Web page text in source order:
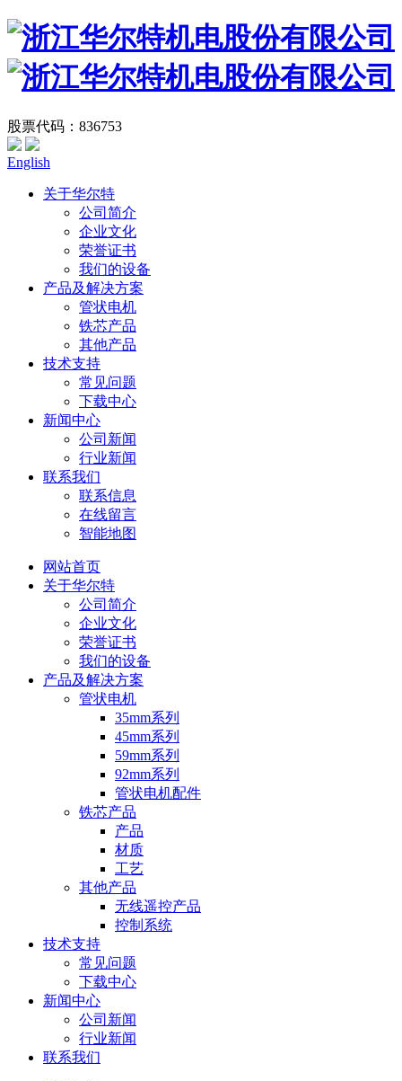
股票代码：836753
English
关于华尔特
公司简介
企业文化
荣誉证书
我们的设备
产品及解决方案
管状电机
铁芯产品
其他产品
技术支持
常见问题
下载中心
新闻中心
公司新闻
行业新闻
联系我们
联系信息
在线留言
智能地图
网站首页
关于华尔特
公司简介
企业文化
荣誉证书
我们的设备
产品及解决方案
管状电机
35mm系列
45mm系列
59mm系列
92mm系列
管状电机配件
铁芯产品
产品
材质
工艺
其他产品
无线遥控产品
控制系统
技术支持
常见问题
下载中心
新闻中心
公司新闻
行业新闻
联系我们